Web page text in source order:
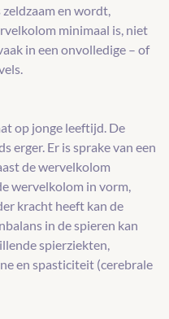
en wordt,
minimaal is, niet
in een onvolledige – of
op jonge leeftijd. De
erger. Er is sprake van een
de wervelkolom
wervelkolom in vorm,
kracht heeft kan de
in de spieren kan
spierziekten,
en spasticiteit (cerebrale